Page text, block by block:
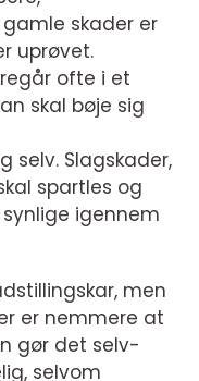
skader er
uprøvet.
ofte i et
skal bøje sig
selv. Slagskader,
spartles og
igennem
men
er nemmere at
gør det selv-
selvom